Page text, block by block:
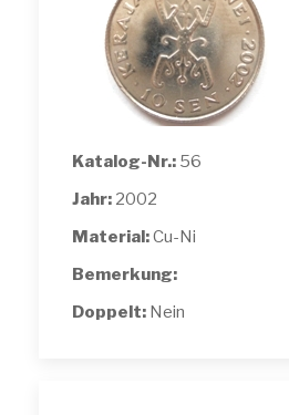
Katalog-Nr.: 56
Jahr: 2002
Material:Cu-Ni
Bemerkung:
Doppelt: Nein